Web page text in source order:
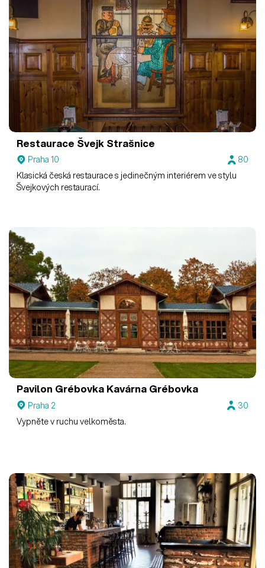
Restaurace Švejk Strašnice
Praha 10
80
Klasická česká restaurace s jedinečným interiérem ve stylu
Švejkových restaurací.
Pavilon Grébovka Kavárna Grébovka
Praha 2
30
Vypněte v ruchu velkoměsta.